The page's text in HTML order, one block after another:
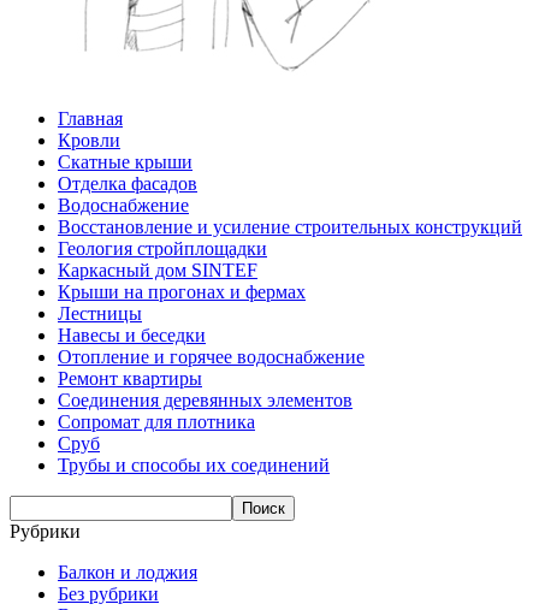
Главная
Кровли
Скатные крыши
Отделка фасадов
Водоснабжение
Восстановление и усиление строительных конструкций
Геология стройплощадки
Каркасный дом SINTEF
Крыши на прогонах и фермах
Лестницы
Навесы и беседки
Отопление и горячее водоснабжение
Ремонт квартиры
Соединения деревянных элементов
Сопромат для плотника
Сруб
Трубы и способы их соединений
Рубрики
Балкон и лоджия
Без рубрики